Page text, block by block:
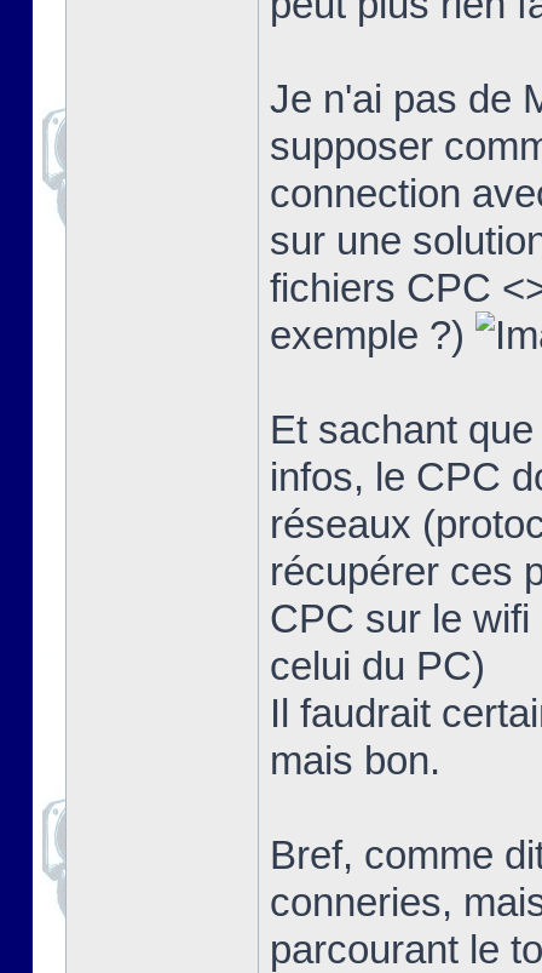
Je n'ai pas de
supposer
connection
sur une
fichiers CPC
exemple ?)
Et sachant
infos, le CPC
réseaux
récupérer ces
CPC sur le
celui du PC)
Il faudrait
mais bon.
Bref, comme
conneries,
parcourant le